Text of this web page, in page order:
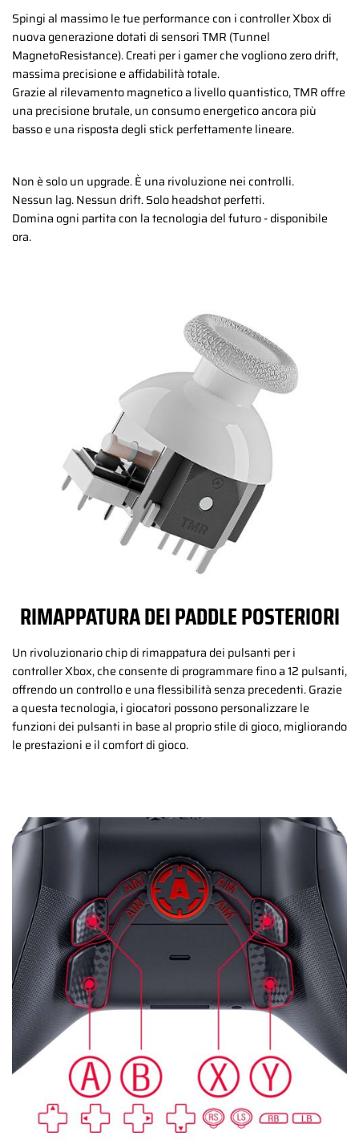
Spingi al massimo le tue performance con i controller Xbox di
nuova generazione dotati di sensori TMR (Tunnel
MagnetoResistance). Creati per i gamer che vogliono zero drift,
massima precisione e affidabilità totale.
Grazie al rilevamento magnetico a livello quantistico, TMR offre
una precisione brutale, un consumo energetico ancora più
basso e una risposta degli stick perfettamente lineare.
Non è solo un upgrade. È una rivoluzione nei controlli.
Nessun lag. Nessun drift. Solo headshot perfetti.
Domina ogni partita con la tecnologia del futuro - disponibile
ora.
RIMAPPATURA DEI PADDLE POSTERIORI
Un rivoluzionario chip di rimappatura dei pulsanti per i
controller Xbox, che consente di programmare fino a 12 pulsanti,
offrendo un controllo e una flessibilità senza precedenti. Grazie
a questa tecnologia, i giocatori possono personalizzare le
funzioni dei pulsanti in base al proprio stile di gioco, migliorando
le prestazioni e il comfort di gioco.